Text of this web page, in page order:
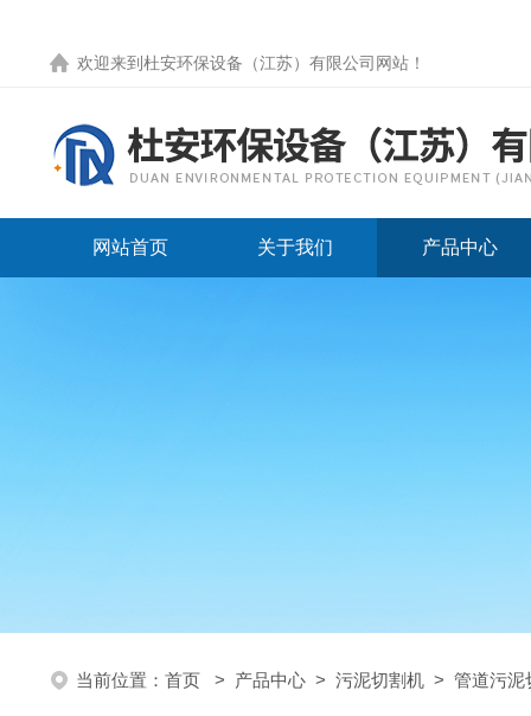
欢迎来到 杜安环保设备（江苏）有限公司网站 ！
网站首页 关于我们 产品中心
当前位置： 首页 > 产品中心 > 污泥切割机 > 管道污泥